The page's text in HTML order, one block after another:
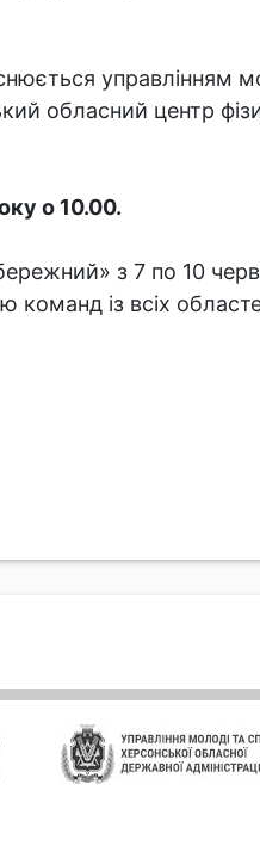
управлінням
обласний центр
о 10.00.
з 7 по 10
команд із всіх